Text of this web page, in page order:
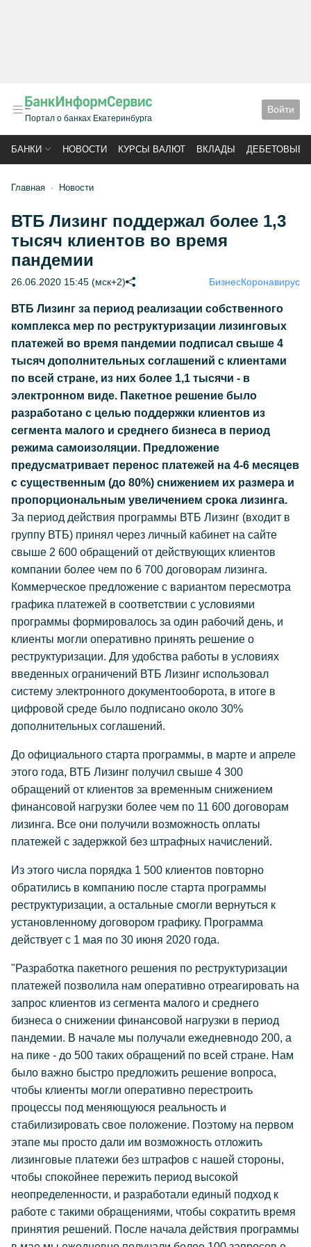
Портал о банках Екатеринбурга
Войти
БАНКИ НОВОСТИ КУРСЫ ВАЛЮТ ВКЛАДЫ ДЕБЕТОВЫЕ
Главная Новости
ВТБ Лизинг поддержал более 1,3
тысяч клиентов во время
пандемии
26.06.2020 15:45 (мск+2) БизнесКоронавирус
ВТБ Лизинг за период реализации собственного
комплекса мер по реструктуризации лизинговых
платежей во время пандемии подписал свыше 4
тысяч дополнительных соглашений с клиентами
по всей стране, из них более 1,1 тысячи - в
электронном виде. Пакетное решение было
разработано с целью поддержки клиентов из
сегмента малого и среднего бизнеса в период
режима самоизоляции. Предложение
предусматривает перенос платежей на 4-6 месяцев
с существенным (до 80%) снижением их размера и
пропорциональным увеличением срока лизинга.
За период действия программы ВТБ Лизинг (входит в
группу ВТБ) принял через личный кабинет на сайте
свыше 2 600 обращений от действующих клиентов
компании более чем по 6 700 договорам лизинга.
Коммерческое предложение с вариантом пересмотра
графика платежей в соответствии с условиями
программы формировалось за один рабочий день, и
клиенты могли оперативно принять решение о
реструктуризации. Для удобства работы в условиях
введенных ограничений ВТБ Лизинг использовал
систему электронного документооборота, в итоге в
цифровой среде было подписано около 30%
дополнительных соглашений.
До официального старта программы, в марте и апреле
этого года, ВТБ Лизинг получил свыше 4 300
обращений от клиентов за временным снижением
финансовой нагрузки более чем по 11 600 договорам
лизинга. Все они получили возможность оплаты
платежей с задержкой без штрафных начислений.
Из этого числа порядка 1 500 клиентов повторно
обратились в компанию после старта программы
реструктуризации, а остальные смогли вернуться к
установленному договором графику. Программа
действует с 1 мая по 30 июня 2020 года.
"Разработка пакетного решения по реструктуризации
платежей позволила нам оперативно отреагировать на
запрос клиентов из сегмента малого и среднего
бизнеса о снижении финансовой нагрузки в период
пандемии. В начале мы получали ежедневнодо 200, а
на пике - до 500 таких обращений по всей стране. Нам
было важно быстро предложить решение вопроса,
чтобы клиенты могли оперативно перестроить
процессы под меняющуюся реальность и
стабилизировать свое положение. Поэтому на первом
этапе мы просто дали им возможность отложить
лизинговые платежи без штрафов с нашей стороны,
чтобы спокойнее пережить период высокой
неопределенности, и разработали единый подход к
работе с такими обращениями, чтобы сократить время
принятия решений. После начала действия программы